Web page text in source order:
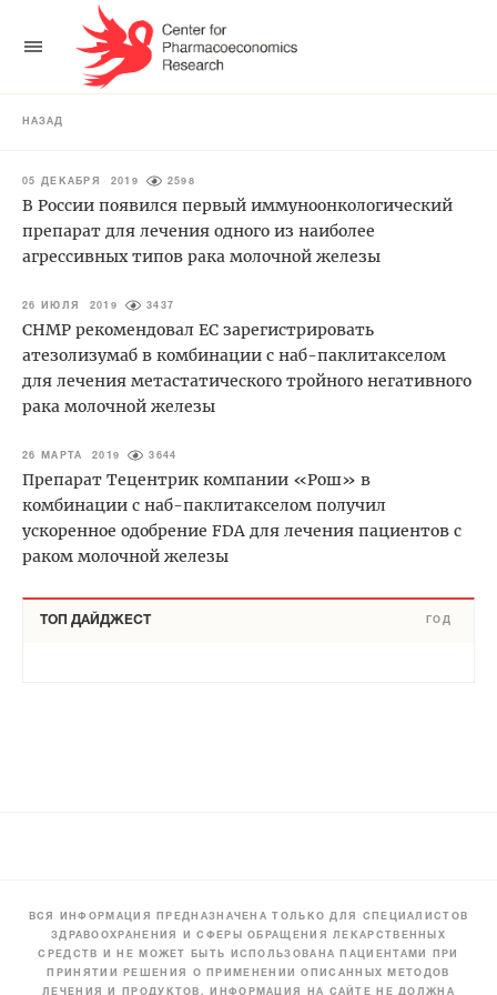
НАЗАД
05 ДЕКАБРЯ 2019 2598
В России появился первый иммуноонкологический
препарат для лечения одного из наиболее
агрессивных типов рака молочной железы
26 ИЮЛЯ 2019 3437
CHMP рекомендовал ЕС зарегистрировать
атезолизумаб в комбинации с наб-паклитакселом
для лечения метастатического тройного негативного
рака молочной железы
26 МАРТА 2019 3644
Препарат Тецентрик компании «Рош» в
комбинации с наб-паклитакселом получил
ускоренное одобрение FDA для лечения пациентов с
раком молочной железы
ТОП ДАЙДЖЕСТ ГОД
ВСЯ ИНФОРМАЦИЯ ПРЕДНАЗНАЧЕНА ТОЛЬКО ДЛЯ СПЕЦИАЛИСТОВ
ЗДРАВООХРАНЕНИЯ И СФЕРЫ ОБРАЩЕНИЯ ЛЕКАРСТВЕННЫХ
СРЕДСТВ И НЕ МОЖЕТ БЫТЬ ИСПОЛЬЗОВАНА ПАЦИЕНТАМИ ПРИ
ПРИНЯТИИ РЕШЕНИЯ О ПРИМЕНЕНИИ ОПИСАННЫХ МЕТОДОВ
ЛЕЧЕНИЯ И ПРОДУКТОВ. ИНФОРМАЦИЯ НА САЙТЕ НЕ ДОЛЖНА